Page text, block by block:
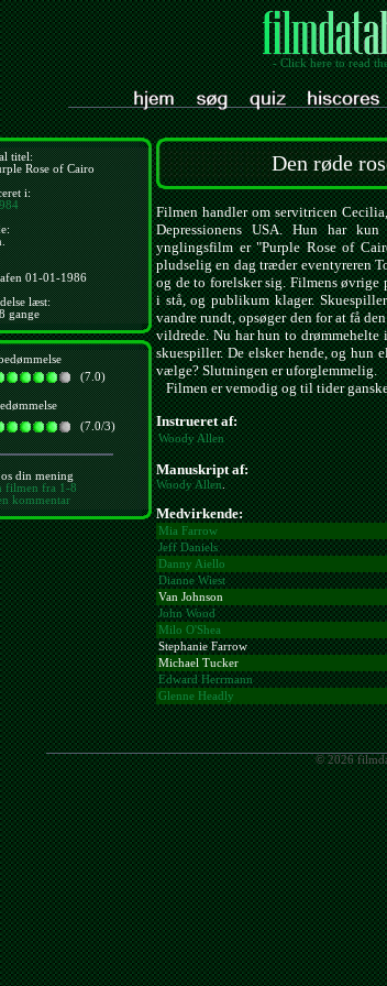
- Click here to read
titel:
Rose of Cairo
i:
01-01-1986
læst:
gange
(7.0)
(7.0/3)
din mening
filmen fra 1-8
kommentar
Den røde
Filmen handler om servitricen
Depressionens USA. Hun har
ynglingsfilm er "Purple Rose of
pludselig en dag træder eventyreren
og de to forelsker sig. Filmens øvrige
i stå, og publikum klager.
vandre rundt, opsøger den for at få
vildrede. Nu har hun to
skuespiller. De elsker hende, og hun
vælge? Slutningen er uforglemmelig.
Filmen er vemodig og til tider
Instrueret af:
Woody Allen
Manuskript af:
Woody Allen.
Medvirkende:
Mia Farrow
Jeff Daniels
Danny Aiello
Dianne Wiest
Van Johnson
John Wood
Milo O'Shea
Stephanie Farrow
Michael Tucker
Edward Herrmann
Glenne Headly
© 2026